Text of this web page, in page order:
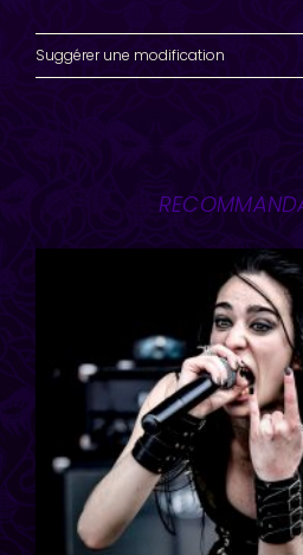
Suggérer une modification